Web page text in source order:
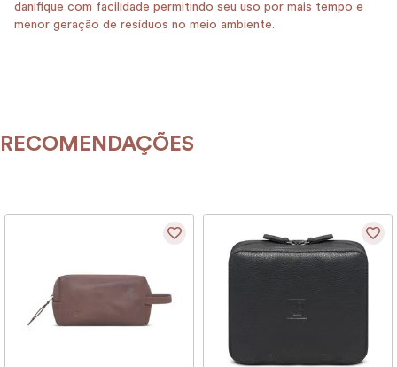
danifique com facilidade permitindo seu uso por mais tempo e
menor geração de resíduos no meio ambiente.
RECOMENDAÇÕES